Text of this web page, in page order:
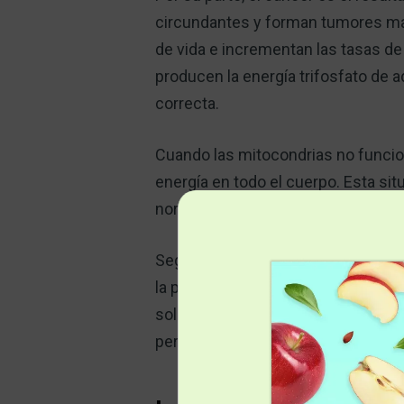
circundantes y forman tumores
de vida e incrementan las tasas
producen la energía trifosfato de
correcta.
Cuando las mitocondrias no
energía en todo el cuerpo. Esta
normales, lo que puede crear un
Según una investigación que se
la proteína 3 del receptor similar
solo causa inflamación crónica,
permite que las células